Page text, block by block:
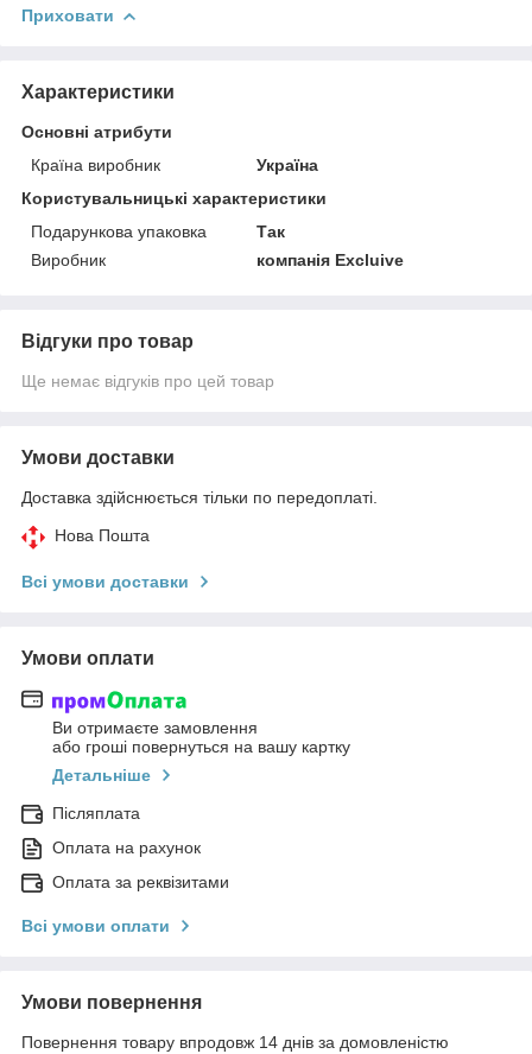
Приховати
Характеристики
Основні атрибути
Країна виробник
Україна
Користувальницькі характеристики
Подарункова упаковка
Так
Виробник
компанія Excluivе
Відгуки про товар
Ще немає відгуків про цей товар
Умови доставки
Доставка здійснюється тільки по передоплаті.
Нова Пошта
Всі умови доставки
Умови оплати
Ви отримаєте замовлення
або гроші повернуться на вашу картку
Детальніше
Післяплата
Оплата на рахунок
Оплата за реквізитами
Всі умови оплати
Умови повернення
Повернення товару впродовж 14 днів за домовленістю